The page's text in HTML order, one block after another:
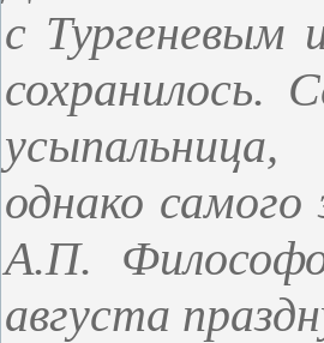
с Тургеневым
сохранилось.
однако
А.П.
августа